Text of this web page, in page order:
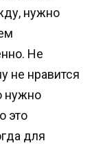
нужно
Не
не нравится
нужно
это
для